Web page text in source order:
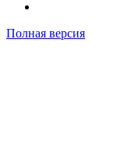
Полная версия